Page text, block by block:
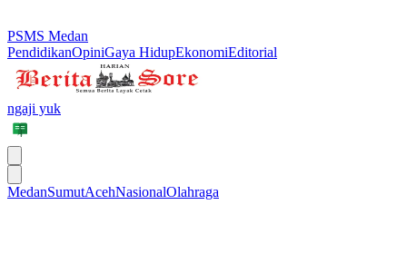
PSMS Medan
PendidikanOpiniGaya HidupEkonomiEditorial
ngaji yuk
MedanSumutAcehNasionalOlahraga